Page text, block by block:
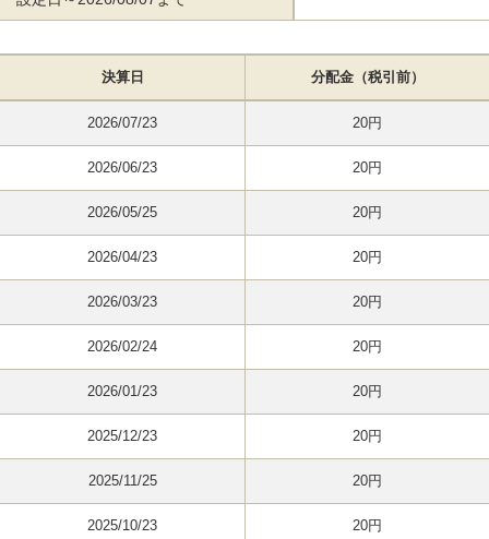
決算日 分配金（税引前）
2026/07/23 20円
2026/06/23 20円
2026/05/25 20円
2026/04/23 20円
2026/03/23 20円
2026/02/24 20円
2026/01/23 20円
2025/12/23 20円
2025/11/25 20円
2025/10/23 20円